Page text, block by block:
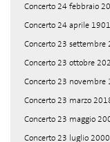
Concerto 24 febbraio
Concerto 24 aprile
Concerto 23 settembre
Concerto 23 ottobre
Concerto 23 novembre
Concerto 23 marzo
Concerto 23 maggio
Concerto 23 luglio